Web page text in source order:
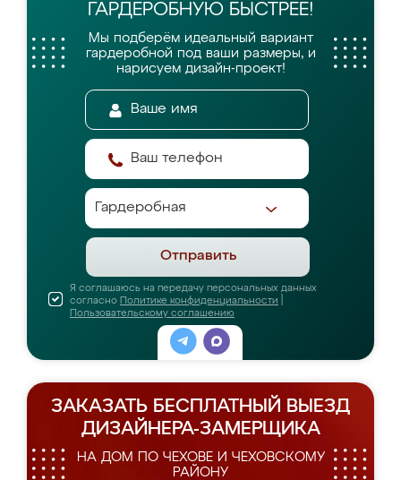
ГАРДЕРОБНУЮ БЫСТРЕЕ!
Мы подберём идеальный вариант
гардеробной под ваши размеры, и
нарисуем дизайн-проект!
Отправить
Я соглашаюсь на передачу персональных данных
согласно Политике конфиденциальности
Пользовательскому соглашению
ЗАКАЗАТЬ БЕСПЛАТНЫЙ ВЫЕЗД
ДИЗАЙНЕРА-ЗАМЕРЩИКА
НА ДОМ ПО ЧЕХОВЕ И ЧЕХОВСКОМУ
РАЙОНУ